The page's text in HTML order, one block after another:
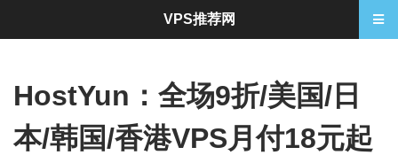
HostYun：全场9折/美国/日
本/韩国/香港VPS月付18元起
VPS推荐网